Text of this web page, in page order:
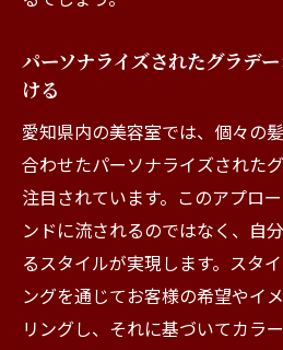
パーソナライズされたグラデ
ける
愛知県内の美容室では、個々の
合わせたパーソナライズされた
注目されています。このアプロ
ンドに流されるのではなく、自
るスタイルが実現します。スタ
ングを通じてお客様の希望やイ
リングし、それに基づいてカラ